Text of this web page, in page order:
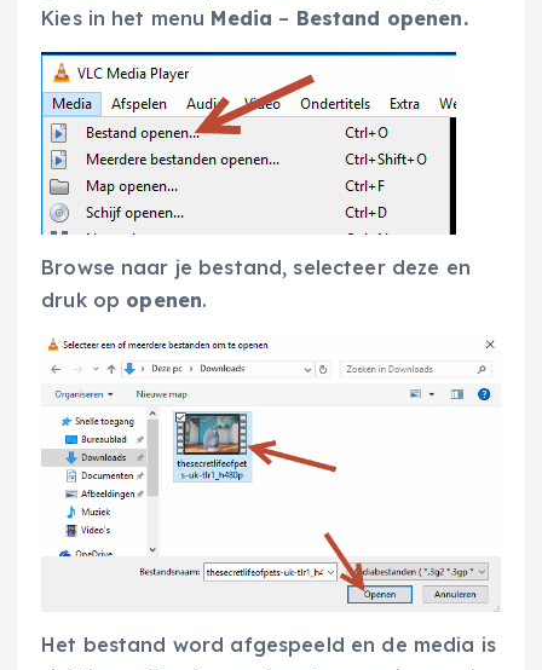
Kies in het menu Media – Bestand openen.
Browse naar je bestand, selecteer deze en
druk op openen.
Het bestand word afgespeeld en de media is